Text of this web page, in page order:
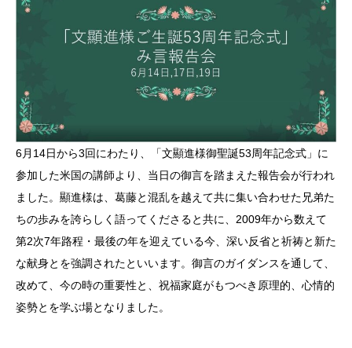
6月14日から3回にわたり、「文顯進様御聖誕53周年記念式」に
参加した米国の講師より、当日の御言を踏まえた報告会が行われ
ました。顯進様は、葛藤と混乱を越えて共に集い合わせた兄弟た
ちの歩みを誇らしく語ってくださると共に、2009年から数えて
第2次7年路程・最後の年を迎えている今、深い反省と祈祷と新た
な献身とを強調されたといいます。御言のガイダンスを通して、
改めて、今の時の重要性と、祝福家庭がもつべき原理的、心情的
姿勢とを学ぶ場となりました。